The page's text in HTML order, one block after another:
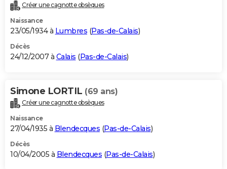
Créer une cagnotte obsèques
Naissance
23/05/1934 à Lumbres (Pas-de-Calais)
Décès
24/12/2007 à Calais (Pas-de-Calais)
Simone LORTIL (69 ans)
Créer une cagnotte obsèques
Naissance
27/04/1935 à Blendecques (Pas-de-Calais)
Décès
10/04/2005 à Blendecques (Pas-de-Calais)